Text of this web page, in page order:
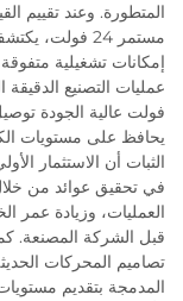
المتطورة. وعند تقييم
مستمر 24
إمكانات تشغيلية
فولت عالية الجودة
يحافظ على مستويات
في تحقيق عوائد من
العمليات، وزيادة عمر
قبل الشركة المصنعة.
تصاميم المحركات
المدمجة بتقديم